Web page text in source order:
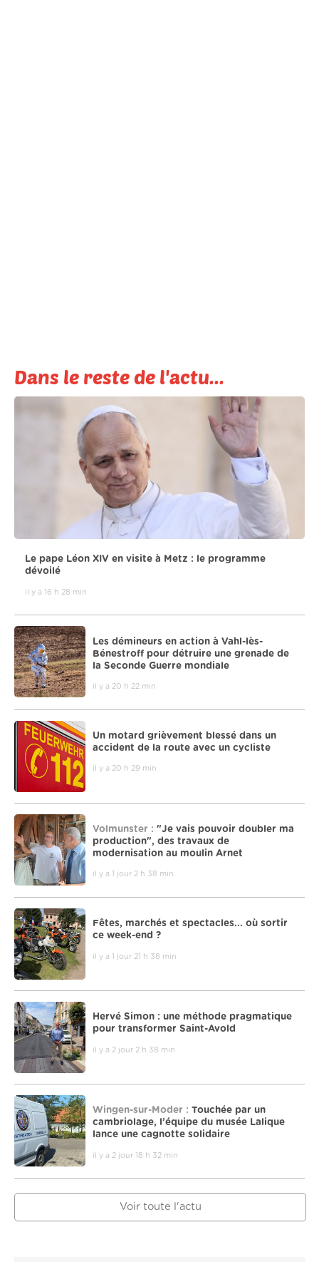
Dans le reste de l'actu...
Le pape Léon XIV en visite à Metz : le programme
dévoilé
il y a 16 h 28 min
Les démineurs en action à Vahl-lès-
Bénestroff pour détruire une grenade de
la Seconde Guerre mondiale
il y a 20 h 22 min
Un motard grièvement blessé dans un
accident de la route avec un cycliste
il y a 20 h 29 min
Volmunster : "Je vais pouvoir doubler ma
production", des travaux de
modernisation au moulin Arnet
il y a 1 jour 2 h 38 min
Fêtes, marchés et spectacles... où sortir
ce week-end ?
il y a 1 jour 21 h 38 min
Hervé Simon : une méthode pragmatique
pour transformer Saint-Avold
il y a 2 jour 2 h 38 min
Wingen-sur-Moder : Touchée par un
cambriolage, l’équipe du musée Lalique
lance une cagnotte solidaire
il y a 2 jour 18 h 32 min
Voir toute l'actu